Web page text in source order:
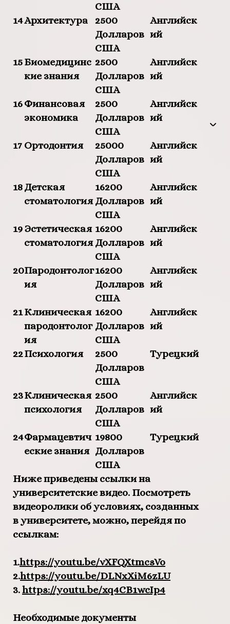
США
14Архитектура
2500
Долларов
США
Английск
ий
15Биомедицинс
кие знания
2500
Долларов
США
Английск
ий
16Финансовая
экономика
2500
Долларов
США
Английск
ий
17 Ортодонтия
25000
Долларов
США
Английск
ий
18Детская
стоматология
16200
Долларов
США
Английск
ий
19Эстетическая
стоматология
16200
Долларов
США
Английск
ий
20Пародонтолог
ия
16200
Долларов
США
Английск
ий
21Клиническая
пародонтолог
ия
16200
Долларов
США
Английск
ий
22Психология
2500
Долларов
США
Турецкий
23Клиническая
психология
2500
Долларов
США
Английск
ий
24Фармацевтич
еские знания
19800
Долларов
США
Турецкий
Ниже приведены ссылки на
университетские видео. Посмотреть
видеоролики об условиях, созданных
в университете, можно, перейдя по
ссылкам:
1.https://youtu.be/vXFQXtmcsVo
2.https://youtu.be/DLNxXiM6zLU
3.https://youtu.be/xq4CB1wcIp4
Необходимые документы